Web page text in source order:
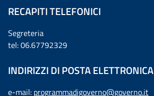
RECAPITI TELEFONICI
Segreteria
tel: 06.67792329
INDIRIZZI DI POSTA ELETTRONICA
e-mail: programmadigoverno@governo.it